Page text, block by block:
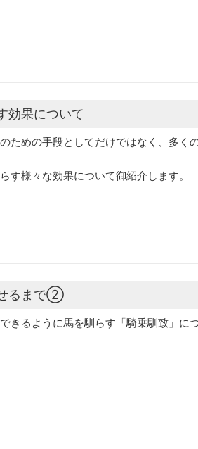
効果について
ための手段としてだけではなく、多く
す様々な効果について御紹介します。
るまで②
きるように馬を馴らす「騎乗馴致」に